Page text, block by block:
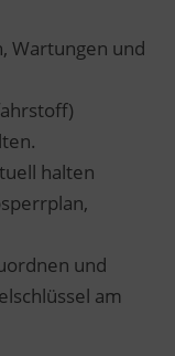
Wartungen und
halten
und
am